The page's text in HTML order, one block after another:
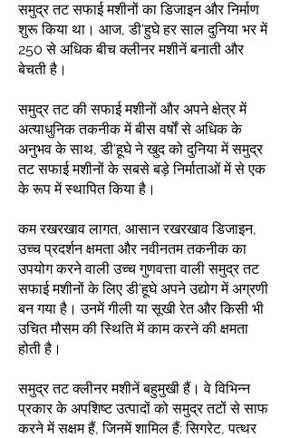
समुद्र तट सफाई मशीनों का डिजाइन और निर्माण
शुरू किया था। आज, डी'हुघे हर साल दुनिया भर में
250 से अधिक बीच क्लीनर मशीनें बनाती और
बेचती है।
समुद्र तट की सफाई मशीनों और अपने क्षेत्र में
अत्याधुनिक तकनीक में बीस वर्षों से अधिक के
अनुभव के साथ, डी'हूघे ने खुद को दुनिया में समुद्र
तट सफाई मशीनों के सबसे बड़े निर्माताओं में से एक
के रूप में स्थापित किया है।
कम रखरखाव लागत, आसान रखरखाव डिजाइन,
उच्च प्रदर्शन क्षमता और नवीनतम तकनीक का
उपयोग करने वाली उच्च गुणवत्ता वाली समुद्र तट
सफाई मशीनों के लिए डी'हूघे अपने उद्योग में अग्रणी
बन गया है। उनमें गीली या सूखी रेत और किसी भी
उचित मौसम की स्थिति में काम करने की क्षमता
होती है।
समुद्र तट क्लीनर मशीनें बहुमुखी हैं। वे विभिन्न
प्रकार के अपशिष्ट उत्पादों को समुद्र तटों से साफ
करने में सक्षम हैं, जिनमें शामिल हैं: सिगरेट, पत्थर